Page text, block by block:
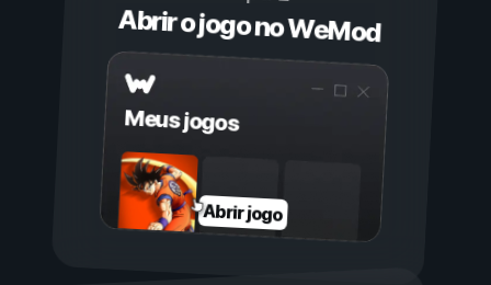
Abrir o jogo no WeMod
Meus jogos
Abrir jogo